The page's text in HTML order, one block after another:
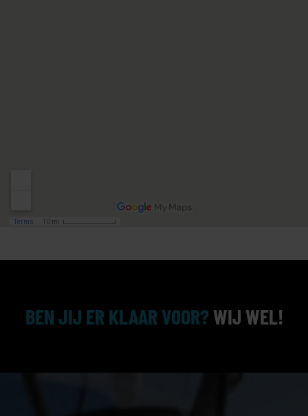
BEN JIJ ER KLAAR VOOR?WIJ WEL!